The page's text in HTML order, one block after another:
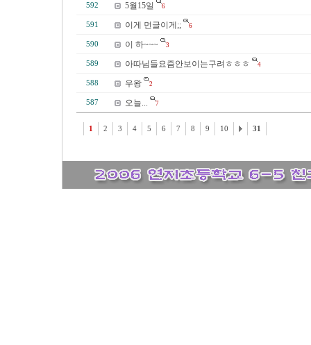
592 5월15일 6
591 이게 먼글이게;; 6
590 이 하~~~ 3
589 아따님들요즘안보이는구려ㅎㅎㅎ 4
588 우왕 2
587 오늘... 7
1 2 3 4 5 6 7 8 9 10 31